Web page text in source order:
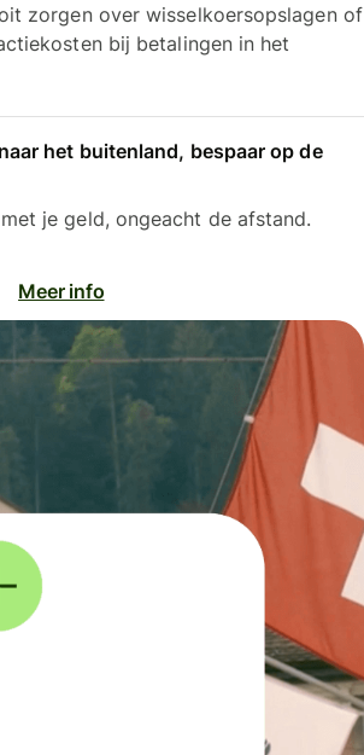
zorgen over wisselkoersopslagen of
bij betalingen in het
het buitenland, bespaar op de
je geld, ongeacht de afstand.
Meer info